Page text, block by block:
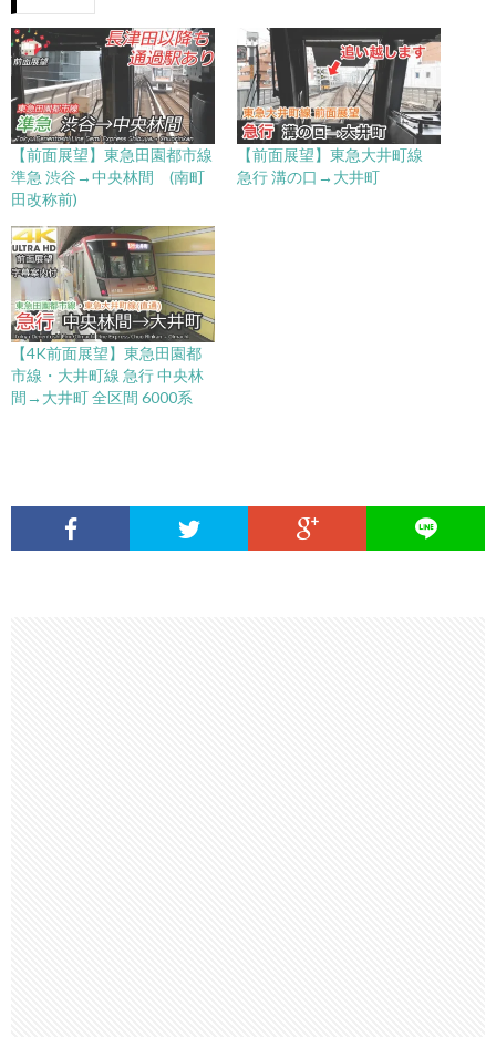
【前面展望】東急田園都市線
準急 渋谷→中央林間 (南町
田改称前)
【前面展望】東急大井町線
急行 溝の口→大井町
【4K前面展望】東急田園都
市線・大井町線 急行 中央林
間→大井町 全区間 6000系